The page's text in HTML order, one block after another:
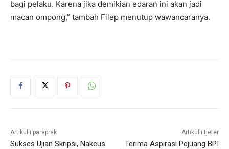
bagi pelaku. Karena jika demikian edaran ini akan jadi
macan ompong,” tambah Filep menutup wawancaranya.
Artikulli paraprak
Sukses Ujian Skripsi, Nakeus
Artikulli tjetër
Terima Aspirasi Pejuang BPI